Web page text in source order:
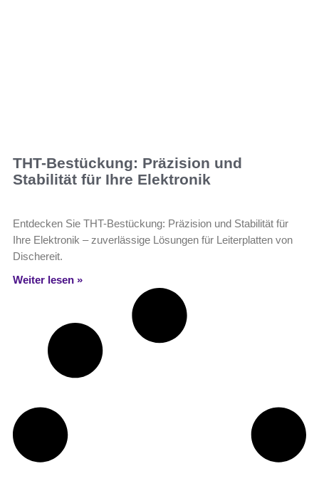
THT-Bestückung: Präzision und
Stabilität für Ihre Elektronik
Entdecken Sie THT-Bestückung: Präzision und Stabilität für
Ihre Elektronik – zuverlässige Lösungen für Leiterplatten von
Dischereit.
Weiter lesen »